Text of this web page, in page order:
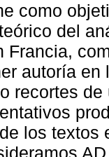
como
del
Francia,
autoría en
recortes de
los textos